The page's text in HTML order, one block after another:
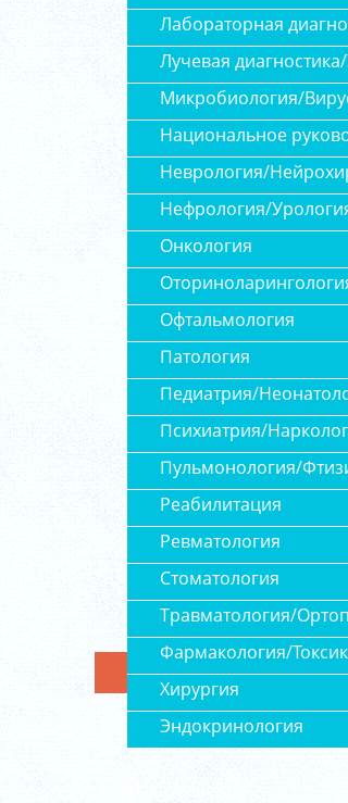
Лабораторная
Лучевая
Микробиология/
Национальное
Неврология/
Нефрология/
Онкология
Офтальмология
Патология
Педиатрия/
Психиатрия/
Пульмонология/
Реабилитация
Ревматология
Стоматология
Травматология/
Фармакология/
Хирургия
Эндокринология
Издательства